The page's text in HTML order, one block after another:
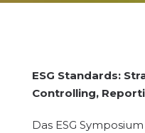
ESG Standards:
Controlling,
Das ESG